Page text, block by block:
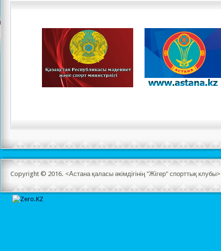
Copyright © 2016. <Астана қаласы әкімдігінің "Жігер" спорттық